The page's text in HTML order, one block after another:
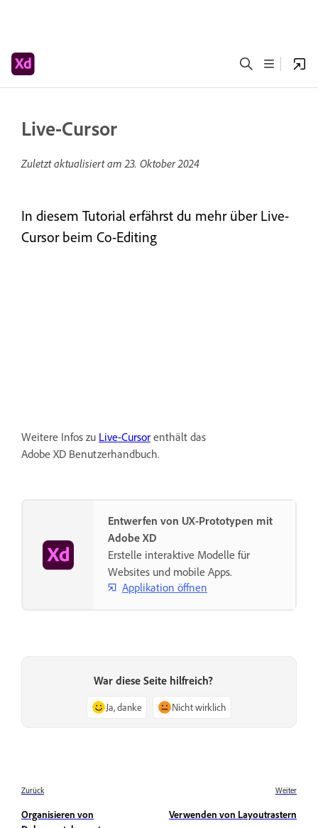
Live-Cursor
Zuletzt aktualisiert am23. Oktober 2024
In diesem Tutorial erfährst du mehr über Live-
Cursor beim Co-Editing
Weitere Infos zu Live-Cursor enthält das
Adobe XD Benutzerhandbuch.
Entwerfen von UX-Prototypen mit
Adobe XD
Erstelle interaktive Modelle für
Websites und mobile Apps.
Applikation öffnen
War diese Seite hilfreich?
Ja, danke Nicht wirklich
Zurück
Organisieren von
Weiter
Verwenden von Layoutrastern